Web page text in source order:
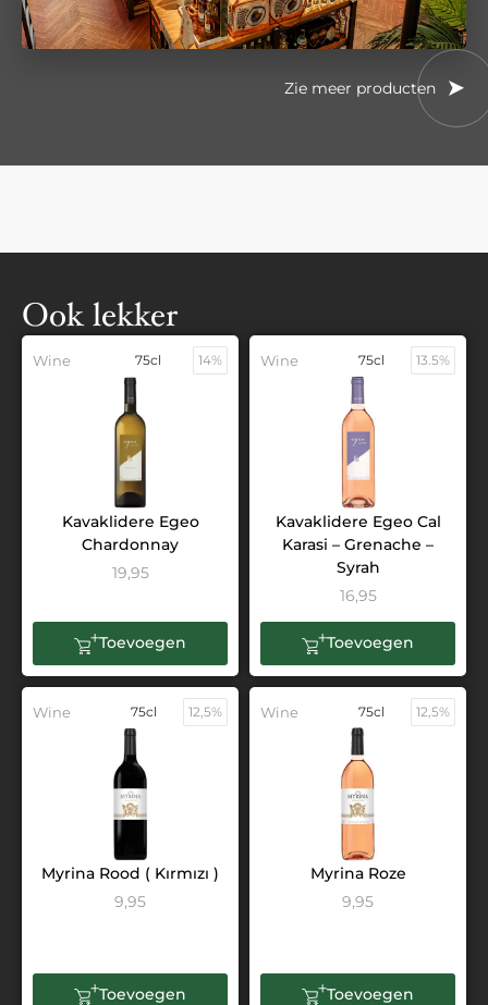
Zie meer producten
Ook lekker
Wine 75cl 14%
Kavaklidere Egeo
Chardonnay
19,95
Toevoegen
Wine 75cl 13.5%
Kavaklidere Egeo Cal
Karasi – Grenache –
Syrah
16,95
Toevoegen
Wine 75cl 12,5%
Myrina Rood ( Kırmızı )
9,95
Toevoegen
Wine 75cl 12,5%
Myrina Roze
9,95
Toevoegen